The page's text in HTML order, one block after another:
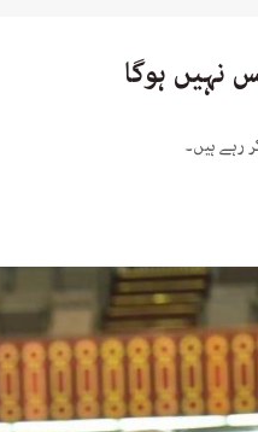
نہیں ہوگا
رہے ہیں۔